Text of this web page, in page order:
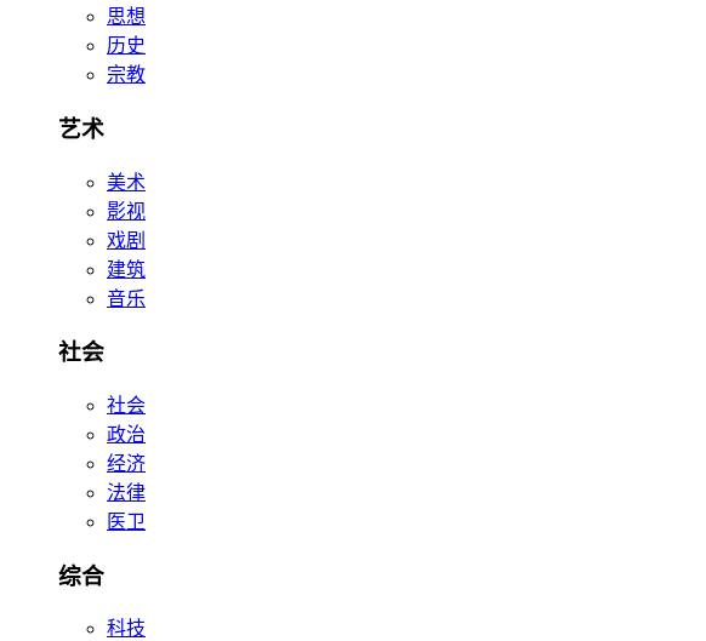
思想
历史
宗教
艺术
美术
影视
戏剧
建筑
音乐
社会
社会
政治
经济
法律
医卫
综合
科技